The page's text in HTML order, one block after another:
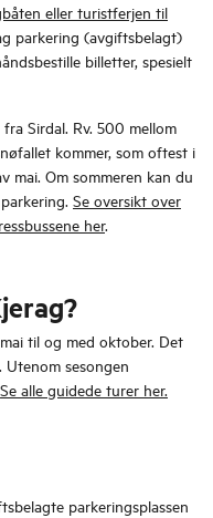
eller turistferjen til
parkering (avgiftsbelagt)
billetter, spesielt
Sirdal. Rv. 500 mellom
kommer, som oftest i
mai. Om sommeren kan du
Se oversikt over
her.
til og med oktober. Det
sesongen
Se alle guidede turer her.
parkeringsplassen